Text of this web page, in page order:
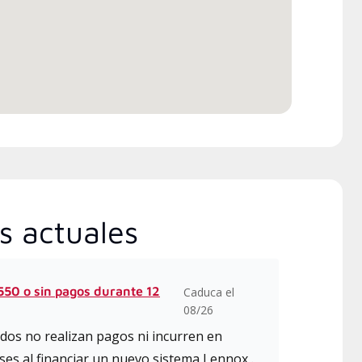
actuales
o sin pagos durante 12
Caduca el
08/26
no realizan pagos ni incurren en